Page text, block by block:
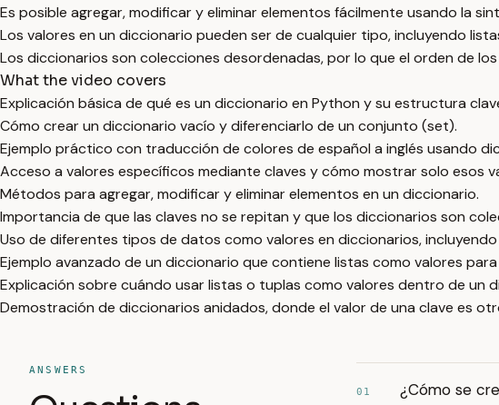
Es posible agregar, modificar y eliminar elementos fácilmente usando la
Los valores en un diccionario pueden ser de cualquier tipo, incluyendo
Los diccionarios son colecciones desordenadas, por lo que el orden de
What the video covers
Explicación básica de qué es un diccionario en Python y su estructura
Cómo crear un diccionario vacío y diferenciarlo de un conjunto (set).
Ejemplo práctico con traducción de colores de español a inglés usando
Acceso a valores específicos mediante claves y cómo mostrar solo esos
Métodos para agregar, modificar y eliminar elementos en un diccionario.
Importancia de que las claves no se repitan y que los diccionarios son
Uso de diferentes tipos de datos como valores en diccionarios,
Ejemplo avanzado de un diccionario que contiene listas como valores
Explicación sobre cuándo usar listas o tuplas como valores dentro de un
Demostración de diccionarios anidados, donde el valor de una clave es
ANSWERS
01 ¿Cómo se